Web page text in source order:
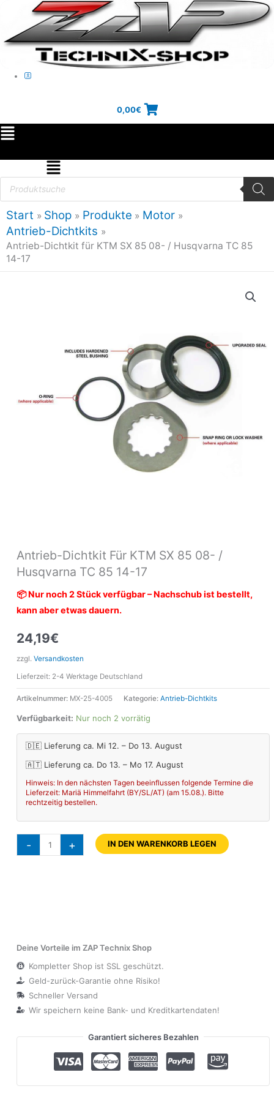
springen
0,00€
Main
Menu
Flyout
Menu
Products
search
Start Shop Produkte
Motor
Antrieb-Dichtkits
Antrieb-Dichtkit für KTM SX 85 08- / Husqvarna TC 85
14-17
Antrieb-Dichtkit Für KTM SX 85 08- /
Husqvarna TC 85 14-17
📦 Nur noch 2 Stück verfügbar – Nachschub ist bestellt,
kann aber etwas dauern.
24,19€
zzgl. Versandkosten
Lieferzeit: 2-4 Werktage Deutschland
Artikelnummer: MX-25-4005 Kategorie: Antrieb-Dichtkits
Verfügbarkeit: Nur noch 2 vorrätig
🇩🇪 Lieferung ca. Mi 12. – Do 13. August
🇦🇹 Lieferung ca. Do 13. – Mo 17. August
Hinweis: In den nächsten Tagen beeinflussen folgende Termine die
Lieferzeit: Mariä Himmelfahrt (BY/SL/AT) (am 15.08.). Bitte
rechtzeitig bestellen.
-
Husqvarna
+ IN DEN WARENKORB LEGEN
Deine Vorteile im ZAP Technix Shop
Kompletter Shop ist SSL geschützt.
Geld-zurück-Garantie ohne Risiko!
Schneller Versand
Wir speichern keine Bank- und Kreditkartendaten!
Garantiert sicheres Bezahlen